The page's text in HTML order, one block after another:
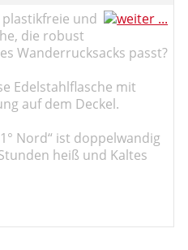
und
die robust
Wanderrucksacks passt?
Edelstahlflasche mit
auf dem Deckel.
Nord“ ist doppelwandig
heiß und Kaltes